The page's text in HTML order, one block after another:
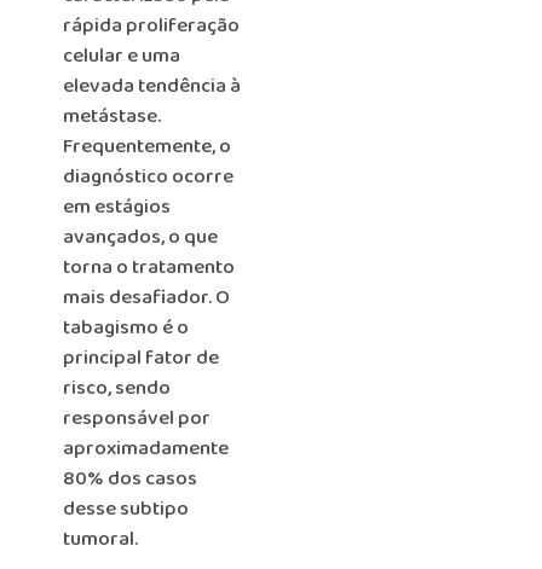
rápida proliferação
celular e uma
elevada tendência à
metástase.
Frequentemente, o
diagnóstico ocorre
em estágios
avançados, o que
torna o tratamento
mais desafiador. O
tabagismo é o
principal fator de
risco, sendo
responsável por
aproximadamente
80% dos casos
desse subtipo
tumoral.